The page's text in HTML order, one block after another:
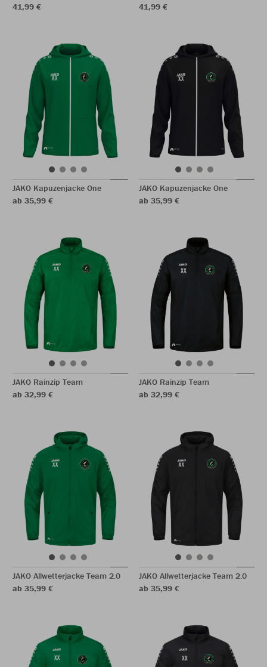
41,99 € 41,99 €
JAKO Kapuzenjacke One
ab 35,99 €
JAKO Kapuzenjacke One
ab 35,99 €
JAKO Rainzip Team
ab 32,99 €
JAKO Rainzip Team
ab 32,99 €
JAKO Allwetterjacke Team 2.0
ab 35,99 €
JAKO Allwetterjacke Team 2.0
ab 35,99 €